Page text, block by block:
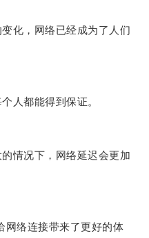
化，网络已经成为了人们
都能得到保证。
情况下，网络延迟会更加
络连接带来了更好的体